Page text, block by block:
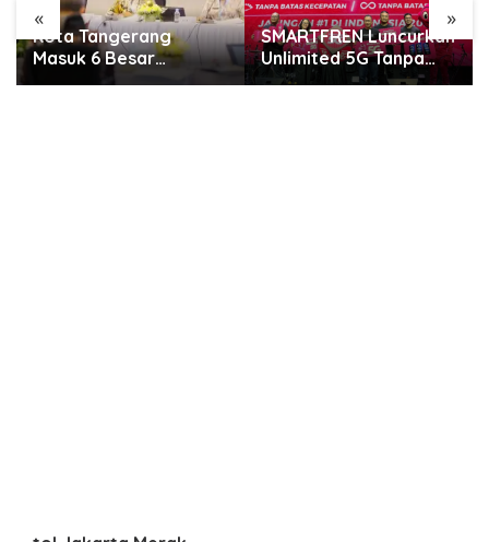
« »
SMARTFREN Luncurkan
Unlimited 5G Tanpa
Rayakan Semarak
Kemerdekaan, GWK
Cultural Park Gelar